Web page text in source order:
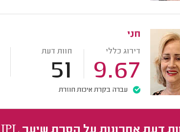
חני
דירוג כללי
9.67
חוות דעת
51
עברה בקרת איכות חוזרת